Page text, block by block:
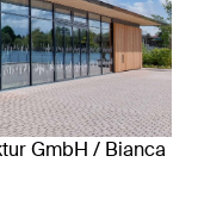
GmbH / Bianca